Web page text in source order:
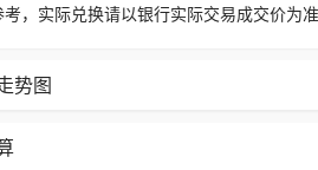
，实际兑换请以银行实际交易成交价为准
势图